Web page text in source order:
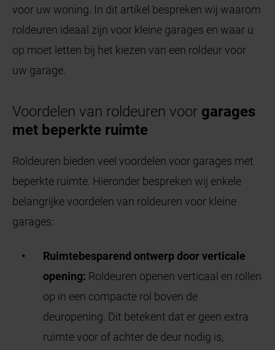
voor uw woning. In dit artikel bespreken wij waarom
roldeuren ideaal zijn voor kleine garages en waar u
op moet letten bij het kiezen van een roldeur voor
uw garage.
Voordelen van roldeuren voor garages
met beperkte ruimte
Roldeuren bieden veel voordelen voor garages met
beperkte ruimte. Hieronder bespreken wij enkele
belangrijke voordelen van roldeuren voor kleine
garages:
Ruimtebesparend ontwerp door verticale
opening: Roldeuren openen verticaal en rollen
op in een compacte rol boven de
deuropening. Dit betekent dat er geen extra
ruimte voor of achter de deur nodig is,